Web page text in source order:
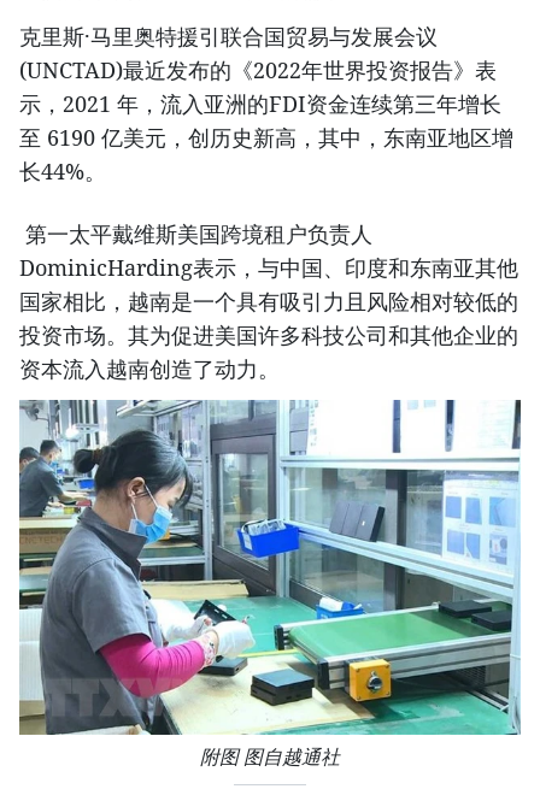
克里斯·马里奥特援引联合国贸易与发展会议
(UNCTAD)最近发布的《2022年世界投资报告》表
示，2021 年，流入亚洲的FDI资金连续第三年增长
至 6190 亿美元，创历史新高，其中，东南亚地区增
长44%。
第一太平戴维斯美国跨境租户负责人
DominicHarding表示，与中国、印度和东南亚其他
国家相比，越南是一个具有吸引力且风险相对较低的
投资市场。其为促进美国许多科技公司和其他企业的
资本流入越南创造了动力。
附图 图自越通社